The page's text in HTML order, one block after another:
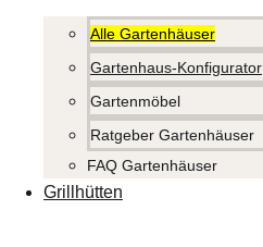
Alle Gartenhäuser
Gartenhaus-Konfigurator
Gartenmöbel
Ratgeber Gartenhäuser
FAQ Gartenhäuser
Grillhütten